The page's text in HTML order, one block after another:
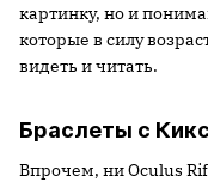
картинку, но и
которые в силу
видеть и читать.
Браслеты c
Впрочем, ни Oculus